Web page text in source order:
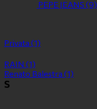
PEPE JEANS (9)
Privata (1)
RAIN (1)
Renato Balestra (1)
S